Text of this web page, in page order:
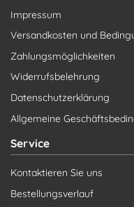
Impressum
Versandkosten und
Zahlungsmöglichkeiten
Widerrufsbelehrung
Datenschutzerklärung
Allgemeine
Service
Kontaktieren Sie uns
Bestellungsverlauf